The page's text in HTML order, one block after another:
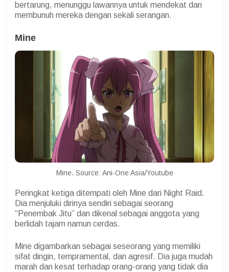
bertarung, menunggu lawannya untuk mendekat dan
membunuh mereka dengan sekali serangan.
Mine
Mine. Source: Ani-One Asia/Youtube
Peringkat ketiga ditempati oleh Mine dari Night Raid.
Dia menjuluki dirinya sendiri sebagai seorang
“Penembak Jitu” dan dikenal sebagai anggota yang
berlidah tajam namun cerdas.
Mine digambarkan sebagai seseorang yang memiliki
sifat dingin, tempramental, dan agresif. Dia juga mudah
marah dan kesat terhadap orang-orang yang tidak dia